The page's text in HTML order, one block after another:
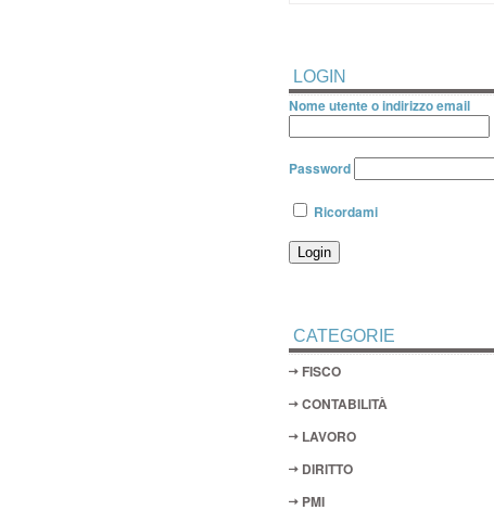
LOGIN
Nome utente o indirizzo email
Password
Ricordami
CATEGORIE
FISCO
CONTABILITÀ
LAVORO
DIRITTO
PMI